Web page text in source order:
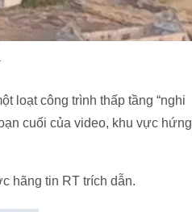
loạt công trình thấp tầng “nghi
cuối của video, khu vực hứng
hãng tin RT trích dẫn.